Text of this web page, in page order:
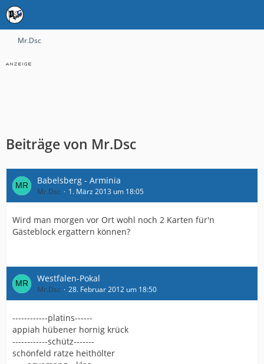
Mr.Dsc
Beiträge von Mr.Dsc
Babelsberg - Arminia
Mr.Dsc 1. März 2013 um 18:05
Wird man morgen vor Ort wohl noch 2 Karten für'n
Gästeblock ergattern können?
Westfalen-Pokal
Mr.Dsc 28. Februar 2012 um 18:50
------------platins------
appiah hübener hornig krück
------------schütz-------
schönfeld ratze heithölter